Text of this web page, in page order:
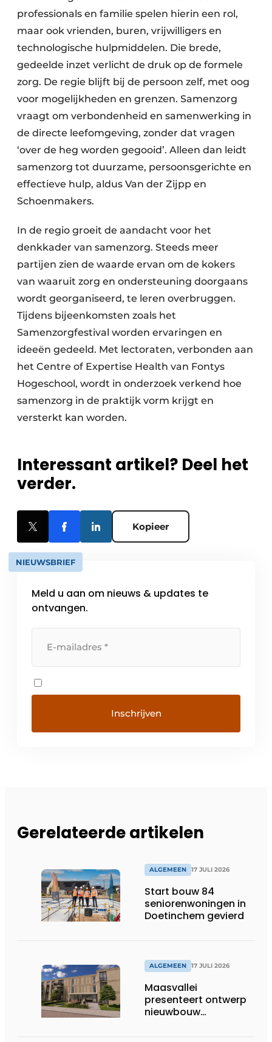
professionals en familie spelen hierin een rol,
maar ook vrienden, buren, vrijwilligers en
technologische hulpmiddelen. Die brede,
gedeelde inzet verlicht de druk op de formele
zorg. De regie blijft bij de persoon zelf, met oog
voor mogelijkheden en grenzen. Samenzorg
vraagt om verbondenheid en samenwerking in
de directe leefomgeving, zonder dat vragen
‘over de heg worden gegooid’. Alleen dan leidt
samenzorg tot duurzame, persoonsgerichte en
effectieve hulp, aldus Van der Zijpp en
Schoenmakers.
In de regio groeit de aandacht voor het
denkkader van samenzorg. Steeds meer
partijen zien de waarde ervan om de kokers
van waaruit zorg en ondersteuning doorgaans
wordt georganiseerd, te leren overbruggen.
Tijdens bijeenkomsten zoals het
Samenzorgfestival worden ervaringen en
ideeën gedeeld. Met lectoraten, verbonden aan
het Centre of Expertise Health van Fontys
Hogeschool, wordt in onderzoek verkend hoe
samenzorg in de praktijk vorm krijgt en
versterkt kan worden.
Interessant artikel? Deel het
verder.
Kopieer
NIEUWSBRIEF
Meld u aan om nieuws & updates te
ontvangen.
Gerelateerde artikelen
ALGEMEEN 17 JULI 2026
Start bouw 84
seniorenwoningen in
Doetinchem gevierd
ALGEMEEN 17 JULI 2026
Maasvallei
presenteert ontwerp
nieuwbouw